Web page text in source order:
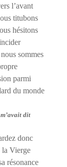
l’avant
titubons
hésitons
sommes
parmi
du monde
dit
donc
Vierge
résonance